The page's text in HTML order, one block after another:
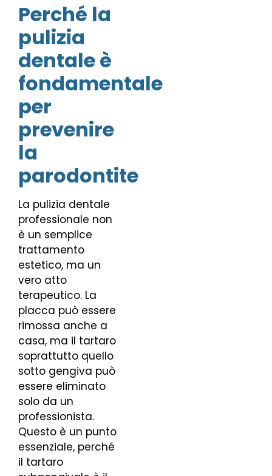
Perché la
pulizia
dentale è
fondamentale
per
prevenire
la
parodontite
La pulizia dentale
professionale non
è un semplice
trattamento
estetico, ma un
vero atto
terapeutico. La
placca può essere
rimossa anche a
casa, ma il tartaro
soprattutto quello
sotto gengiva può
essere eliminato
solo da un
professionista.
Questo è un punto
essenziale, perché
il tartaro